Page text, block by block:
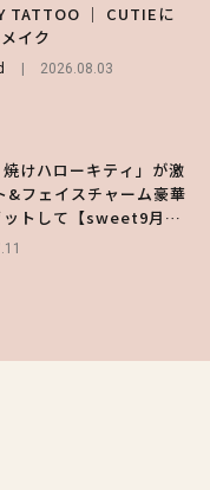
TATTOO ｜ CUTIEに
イク
2026.08.03
焼けハローキティ」が激
フェイスチャーム豪華
トして【sweet9月号
TATTOO ｜ CUTIEに
イク
2026.08.03
スシローと初コラボ♡
ュー＆限定グッズを総
プー「バティスト」
リング3選
”アイテム決定！ヘルシ
の肌見せ」トップス3